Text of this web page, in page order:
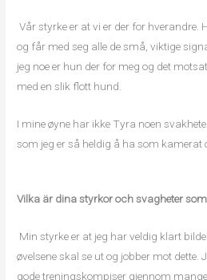
Vår styrke er at vi er der for hverandre.
og får med seg alle de små, viktige
jeg noe er hun der for meg og det
med en slik flott hund.
I mine øyne har ikke Tyra noen
som jeg er så heldig å ha som kamerat
Vilka är dina styrkor och svagheter
Min styrke er at jeg har veldig klart
øvelsene skal se ut og jobber mot dette.
gode treningskompiser gjennom